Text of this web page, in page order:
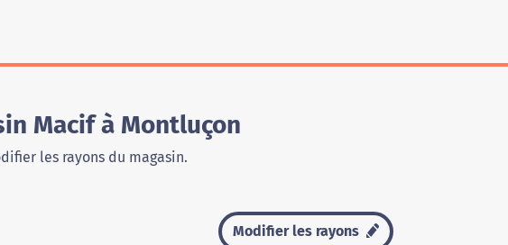
Macif à Montluçon
les rayons du magasin.
Modifier les rayons